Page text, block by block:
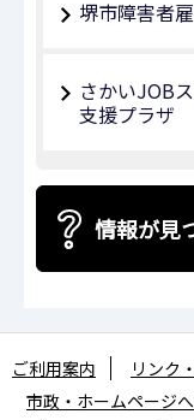
堺市障害者
さかいJOB
支援プラザ
情報が見
ご利用案内 リンク
市政・ホームページ